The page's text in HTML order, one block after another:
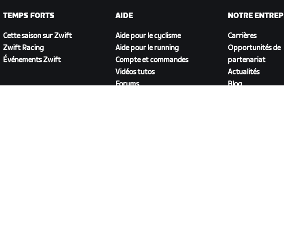
TEMPS FORTS
Cette saison sur Zwift
Zwift Racing
Événements Zwift
AIDE
Aide pour le cyclisme
Aide pour le running
Compte et commandes
Vidéos tutos
Forums
NOTRE
Carrières
Opportunités de
partenariat
Actualités
Blog